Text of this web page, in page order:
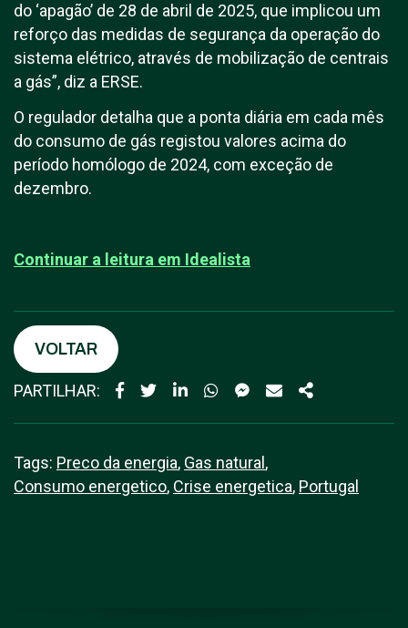
do ‘apagão’ de 28 de abril de 2025, que implicou um
reforço das medidas de segurança da operação do
sistema elétrico, através de mobilização de centrais
a gás”, diz a ERSE.
O regulador detalha que a ponta diária em cada mês
do consumo de gás registou valores acima do
período homólogo de 2024, com exceção de
dezembro.
Continuar a leitura em Idealista
VOLTAR
PARTILHAR:
Tags: Preco da energia, Gas natural ,
Consumo energetico, Crise energetica, Portugal